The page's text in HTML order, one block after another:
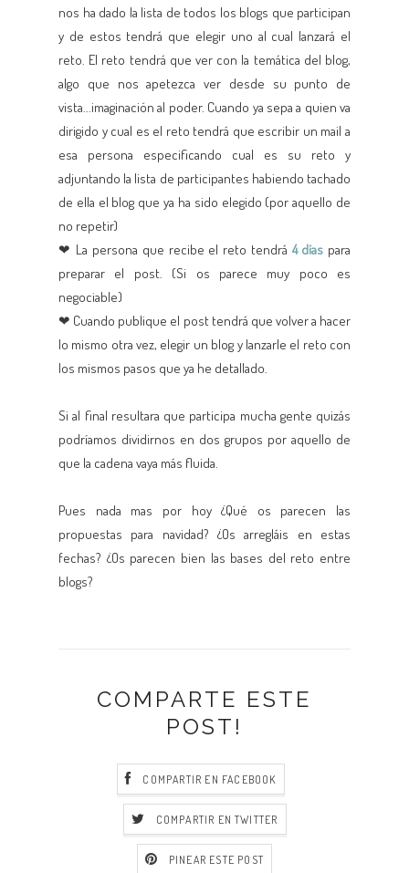
nos ha dado la lista de todos los blogs que participan
y de estos tendrá que elegir uno al cual lanzará el
reto. El reto tendrá que ver con la temática del blog,
algo que nos apetezca ver desde su punto de
vista...imaginación al poder. Cuando ya sepa a quien va
dirigido y cual es el reto tendrá que escribir un mail a
esa persona especificando cual es su reto y
adjuntando la lista de participantes habiendo tachado
de ella el blog que ya ha sido elegido (por aquello de
no repetir)
❤ La persona que recibe el reto tendrá 4 días para
preparar el post. (Si os parece muy poco es
negociable)
❤ Cuando publique el post tendrá que volver a hacer
lo mismo otra vez, elegir un blog y lanzarle el reto con
los mismos pasos que ya he detallado.
Si al final resultara que participa mucha gente quizás
podríamos dividirnos en dos grupos por aquello de
que la cadena vaya más fluida.
Pues nada mas por hoy ¿Qué os parecen las
propuestas para navidad? ¿Os arregláis en estas
fechas? ¿Os parecen bien las bases del reto entre
blogs?
COMPARTE ESTE
POST!
COMPARTIR EN FACEBOOK
COMPARTIR EN TWITTER
PINEAR ESTE POST